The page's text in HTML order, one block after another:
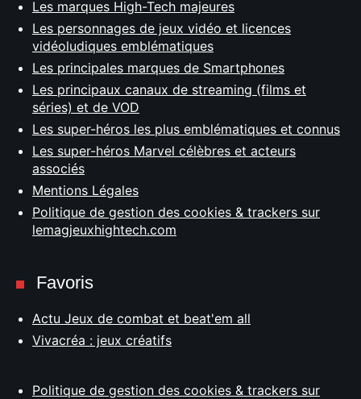
Les marques High-Tech majeures
Les personnages de jeux vidéo et licences
vidéoludiques emblématiques
Les principales marques de Smartphones
Les principaux canaux de streaming (films et
séries) et de VOD
Les super-héros les plus emblématiques et connus
Les super-héros Marvel célèbres et acteurs
associés
Mentions Légales
Politique de gestion des cookies & trackers sur
lemagjeuxhightech.com
Favoris
Actu Jeux de combat et beat'em all
Vivacréa : jeux créatifs
Politique de gestion des cookies & trackers sur